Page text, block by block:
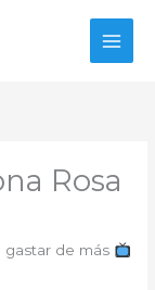
Rosa
gastar de más